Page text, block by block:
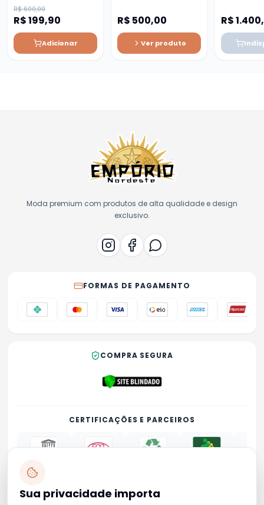
R$ 600,00
R$ 199,90
Adicionar
R$ 500,00
Ver produto
R$
Moda premium com produtos de alta qualidade e design
exclusivo.
FORMAS DE PAGAMENTO
COMPRA SEGURA
CERTIFICAÇÕES E PARCEIROS
PrivacidadeTermos Trocas e devoluções
Sua privacidade importa